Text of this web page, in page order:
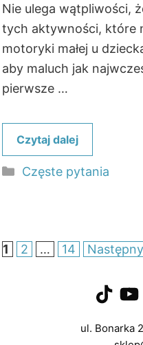
Nie ulega wątpliwości,
tych aktywności, które
motoryki małej u
aby maluch jak
pierwsze …
Czytaj dalej
Kategorie
Częste pytania
Strona
1 Strona
2 … Strona
14 Następny
TikTok
ul. Bonarka